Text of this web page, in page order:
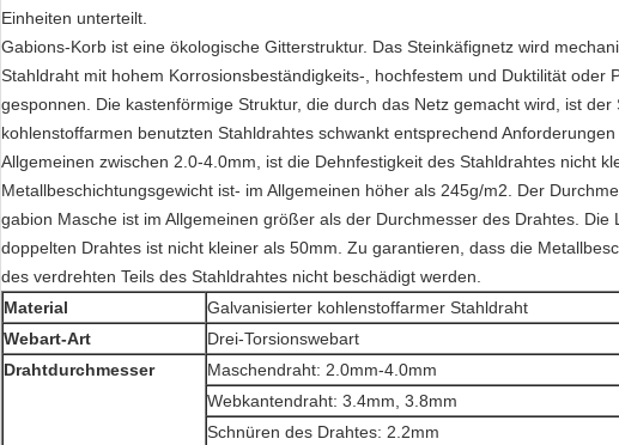
Einheiten unterteilt.
Gabions-Korb ist eine ökologische Gitterstruktur. Das Steinkäfignetz wird
Stahldraht mit hohem Korrosionsbeständigkeits-, hochfestem und Duktilität oder
gesponnen. Die kastenförmige Struktur, die durch das Netz gemacht wird, ist
kohlenstoffarmen benutzten Stahldrahtes schwankt entsprechend
Allgemeinen zwischen 2.0-4.0mm, ist die Dehnfestigkeit des Stahldrahtes nicht
Metallbeschichtungsgewicht ist- im Allgemeinen höher als 245g/m2. Der
gabion Masche ist im Allgemeinen größer als der Durchmesser des Drahtes. Die
doppelten Drahtes ist nicht kleiner als 50mm. Zu garantieren, dass die
des verdrehten Teils des Stahldrahtes nicht beschädigt werden.
Material
Galvanisierter kohlenstoffarmer Stahldraht
Webart-Art
Drei-Torsionswebart
Drahtdurchmesser
Maschendraht: 2.0mm-4.0mm
Webkantendraht: 3.4mm, 3.8mm
Schnüren des Drahtes: 2.2mm